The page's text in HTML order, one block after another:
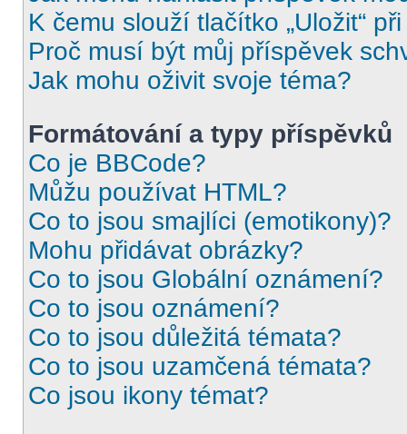
K čemu slouží tlačítko „Uložit“
Proč musí být můj příspěvek
Jak mohu oživit svoje téma?
Formátování a typy příspěvků
Co je BBCode?
Můžu používat HTML?
Co to jsou smajlíci (emotikony)?
Mohu přidávat obrázky?
Co to jsou Globální oznámení?
Co to jsou oznámení?
Co to jsou důležitá témata?
Co to jsou uzamčená témata?
Co jsou ikony témat?